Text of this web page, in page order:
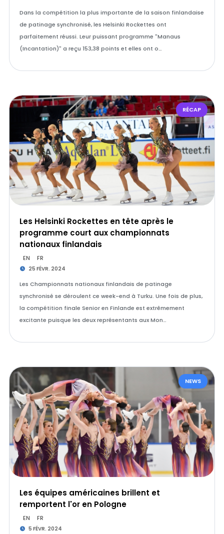
Dans la compétition la plus importante de la saison finlandaise
de patinage synchronisé, les Helsinki Rockettes ont
parfaitement réussi. Leur puissant programme "Manaus
(Incantation)" a reçu 153,38 points et elles ont o…
RÉCAP
Les Helsinki Rockettes en tête après le
programme court aux championnats
nationaux finlandais
EN FR
25 FÉVR. 2024
Les Championnats nationaux finlandais de patinage
synchronisé se déroulent ce week-end à Turku. Une fois de plus,
la compétition finale Senior en Finlande est extrêmement
excitante puisque les deux représentants aux Mon…
NEWS
Les équipes américaines brillent et
remportent l'or en Pologne
EN FR
5 FÉVR. 2024